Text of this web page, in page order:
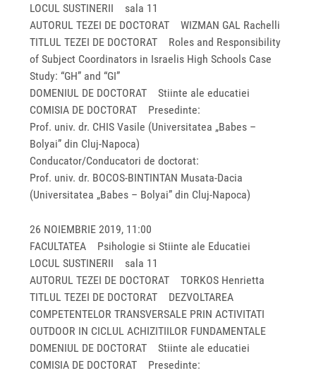
LOCUL SUSTINERII sala 11
AUTORUL TEZEI DE DOCTORAT WIZMAN GAL Rachelli
TITLUL TEZEI DE DOCTORAT Roles and Responsibility
of Subject Coordinators in Israelis High Schools Case
Study: “GH” and “GI”
DOMENIUL DE DOCTORAT Stiinte ale educatiei
COMISIA DE DOCTORAT Presedinte:
Prof. univ. dr. CHIS Vasile (Universitatea „Babes –
Bolyai” din Cluj-Napoca)
Conducator/Conducatori de doctorat:
Prof. univ. dr. BOCOS-BINTINTAN Musata-Dacia
(Universitatea „Babes – Bolyai” din Cluj-Napoca)
26 NOIEMBRIE 2019, 11:00
FACULTATEA Psihologie si Stiinte ale Educatiei
LOCUL SUSTINERII sala 11
AUTORUL TEZEI DE DOCTORAT TORKOS Henrietta
TITLUL TEZEI DE DOCTORAT DEZVOLTAREA
COMPETENTELOR TRANSVERSALE PRIN ACTIVITATI
OUTDOOR IN CICLUL ACHIZITIILOR FUNDAMENTALE
DOMENIUL DE DOCTORAT Stiinte ale educatiei
COMISIA DE DOCTORAT Presedinte: